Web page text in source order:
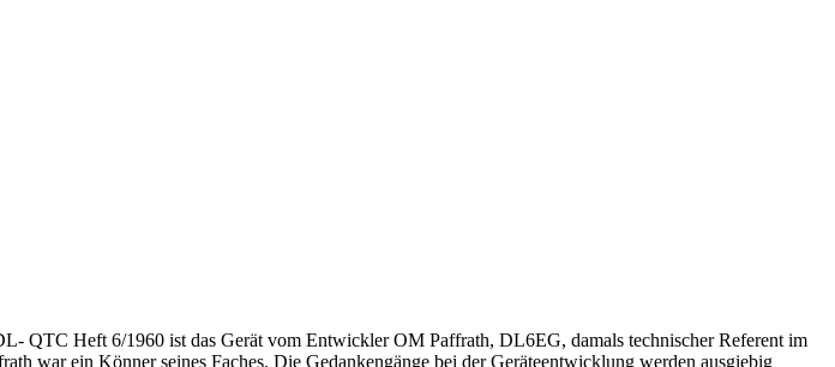
QTC Heft 6/1960 ist das Gerät vom Entwickler OM Paffrath, DL6EG, damals technischer Referent im
war ein Könner seines Faches. Die Gedankengänge bei der Geräteentwicklung werden ausgiebig